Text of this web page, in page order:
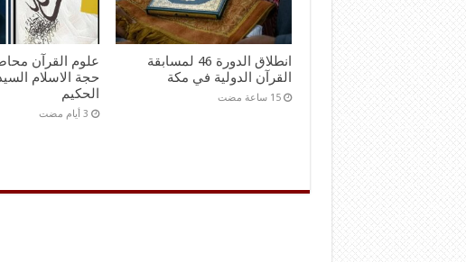
انطلاق الدورة 46 لمسابقة
القرآن الدولية في مكة
‏15 ساعة مضت
علوم القرآن
حجة الاسلام
الحكيم